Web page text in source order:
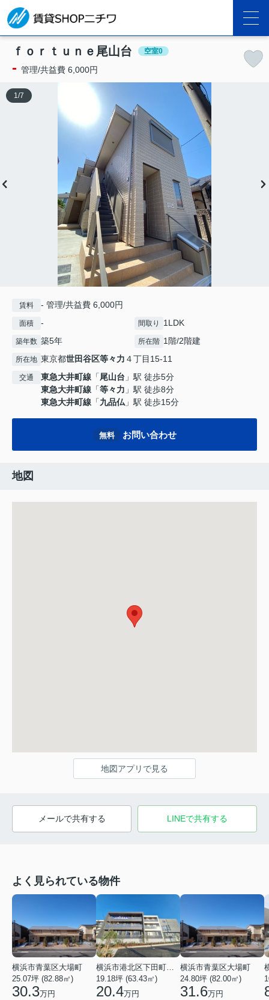
ｆｏｒｔｕｎｅ尾山台 空室0
- 管理/共益費 6,000円
1 /7
賃料 - 管理/共益費 6,000円
面積 - 間取り 1LDK
築年数 築5年 所在階 1階/2階建
所在地 東京都世田谷区等々力 ４丁目15-11
交通 東急大井町線 「尾山台 」駅 徒歩5分
東急大井町線 「等々力 」駅 徒歩8分
東急大井町線 「九品仏 」駅 徒歩15分
無料 お問い合わせ
地図
地図アプリで見る
メールで共有する LINEで共有する
よく見られている物件
横浜市青葉区大場町
25.07坪 (82.88㎡)
30.3万円
19.18坪 (63.43㎡)
20.4万円
横浜市青葉区大場町
24.80坪 (82.00㎡)
31.6万円